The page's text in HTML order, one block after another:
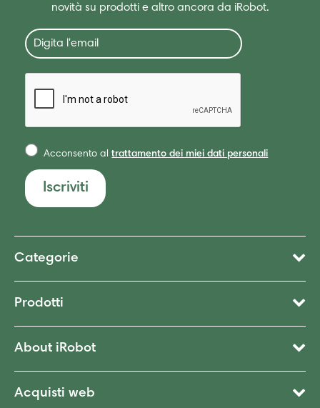
novità su prodotti e altro ancora da iRobot.
Acconsento altrattamento dei miei dati personali
Iscriviti
Categorie
Prodotti
About iRobot
Acquisti web